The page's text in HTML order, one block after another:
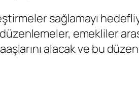
sağlamayı
emekliler
alacak ve bu